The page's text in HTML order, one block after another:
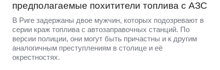
предполагаемые похитители топлива с АЗС
В Риге задержаны двое мужчин, которых подозревают в
серии краж топлива с автозаправочных станций. По
версии полиции, они могут быть причастны и к другим
аналогичным преступлениям в столице и её
окрестностях.